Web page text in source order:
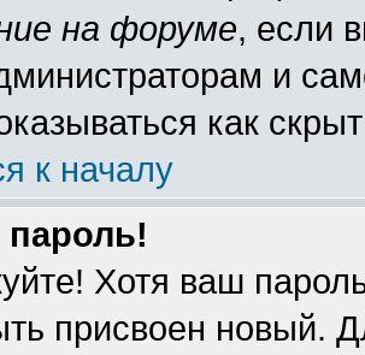
на форуме, если
и
как
к началу
Хотя ваш
присвоен новый.